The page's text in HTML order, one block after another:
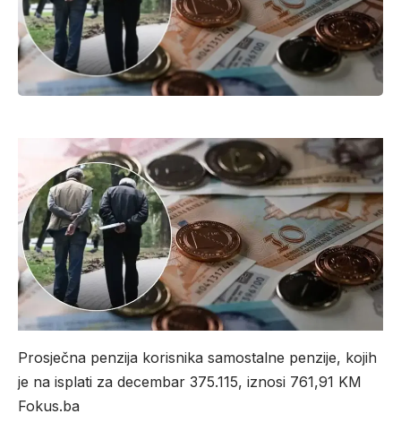
Prosječna penzija korisnika samostalne penzije, kojih
je na isplati za decembar 375.115, iznosi 761,91 KM
Fokus.ba